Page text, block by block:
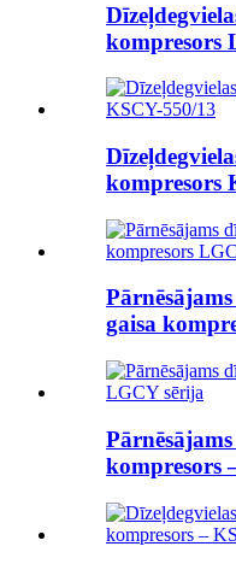
kompresors
kompresors
gaisa
kompresors